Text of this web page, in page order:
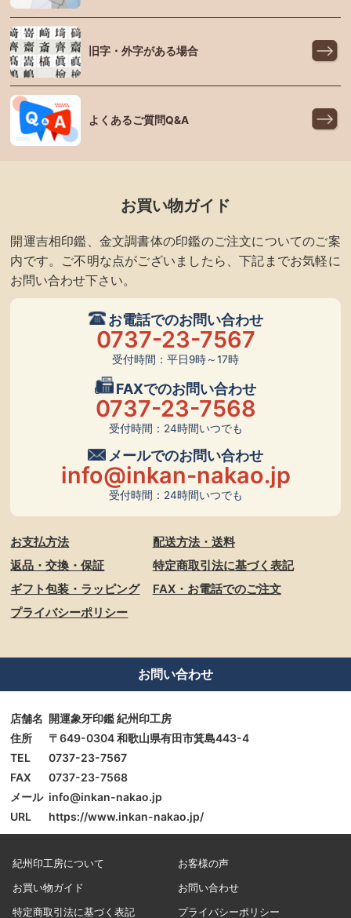
旧字・外字がある場合
よくあるご質問Q&A
お買い物ガイド
開運吉相印鑑、金文調書体の印鑑のご注文についてのご案
内です。ご不明な点がございましたら、下記までお気軽に
お問い合わせ下さい。
お電話でのお問い合わせ
0737-23-7567
受付時間：平日9時～17時
FAXでのお問い合わせ
0737-23-7568
受付時間：24時間いつでも
メールでのお問い合わせ
info@inkan-nakao.jp
受付時間：24時間いつでも
お支払方法
配送方法・送料
返品・交換・保証
特定商取引法に基づく表記
ギフト包装・ラッピング
FAX・お電話でのご注文
プライバシーポリシー
お問い合わせ
店舗名 開運象牙印鑑 紀州印工房
住所
〒649-0304 和歌山県有田市箕島443-4
TEL
0737-23-7567
FAX
0737-23-7568
メール info@inkan-nakao.jp
URL
https://www.inkan-nakao.jp/
紀州印工房について お客様の声
お買い物ガイド お問い合わせ
特定商取引法に基づく表記 プライバシーポリシー